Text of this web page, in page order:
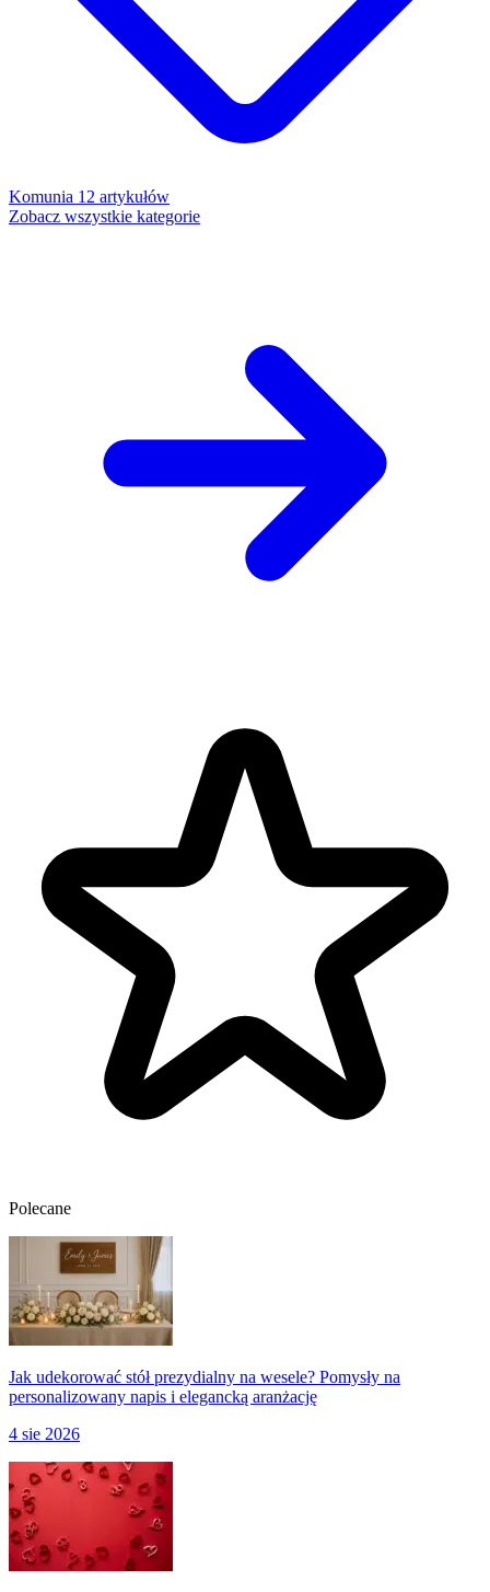
Komunia 12 artykułów
Zobacz wszystkie kategorie
Polecane
Jak udekorować stół prezydialny na wesele? Pomysły na
personalizowany napis i elegancką aranżację
4 sie 2026